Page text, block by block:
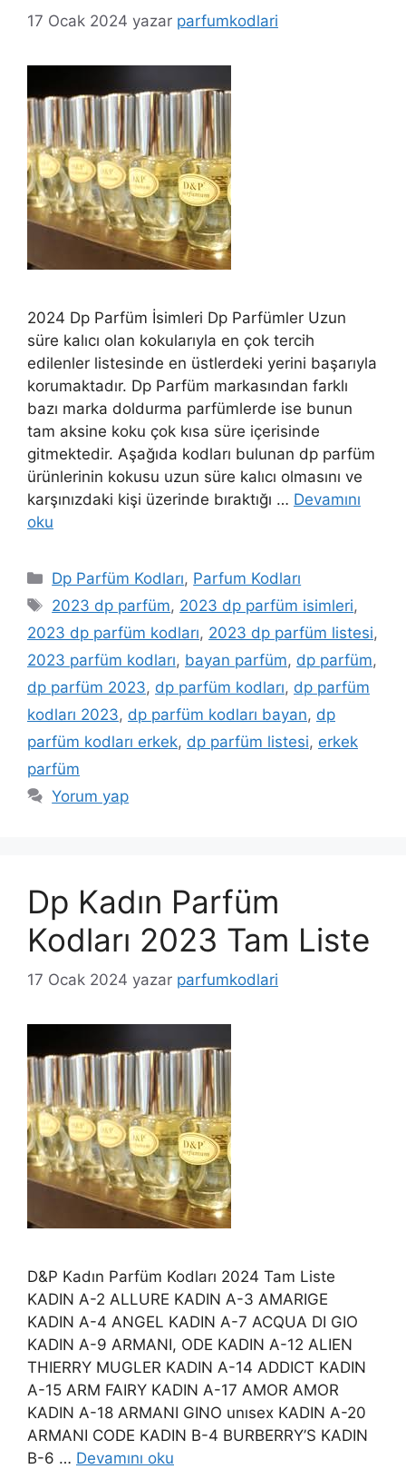
17 Ocak 2024 yazar parfumkodlari
2024 Dp Parfüm İsimleri Dp Parfümler Uzun
süre kalıcı olan kokularıyla en çok tercih
edilenler listesinde en üstlerdeki yerini başarıyla
korumaktadır. Dp Parfüm markasından farklı
bazı marka doldurma parfümlerde ise bunun
tam aksine koku çok kısa süre içerisinde
gitmektedir. Aşağıda kodları bulunan dp parfüm
ürünlerinin kokusu uzun süre kalıcı olmasını ve
karşınızdaki kişi üzerinde bıraktığı … Devamını
oku
Kategoriler
Dp Parfüm Kodları, Parfum Kodları
Etiketler
2023 dp parfüm, 2023 dp parfüm isimleri,
2023 dp parfüm kodları, 2023 dp parfüm listesi,
2023 parfüm kodları, bayan parfüm, dp parfüm,
dp parfüm 2023, dp parfüm kodları, dp parfüm
kodları 2023, dp parfüm kodları bayan, dp
parfüm kodları erkek, dp parfüm listesi, erkek
parfüm
Yorum yap
Dp Kadın Parfüm
Kodları 2023 Tam Liste
17 Ocak 2024 yazar parfumkodlari
D&P Kadın Parfüm Kodları 2024 Tam Liste
KADIN A-2 ALLURE KADIN A-3 AMARIGE
KADIN A-4 ANGEL KADIN A-7 ACQUA DI GIO
KADIN A-9 ARMANI, ODE KADIN A-12 ALIEN
THIERRY MUGLER KADIN A-14 ADDICT KADIN
A-15 ARM FAIRY KADIN A-17 AMOR AMOR
KADIN A-18 ARMANI GINO unısex KADIN A-20
ARMANI CODE KADIN B-4 BURBERRY’S KADIN
B-6 … Devamını oku